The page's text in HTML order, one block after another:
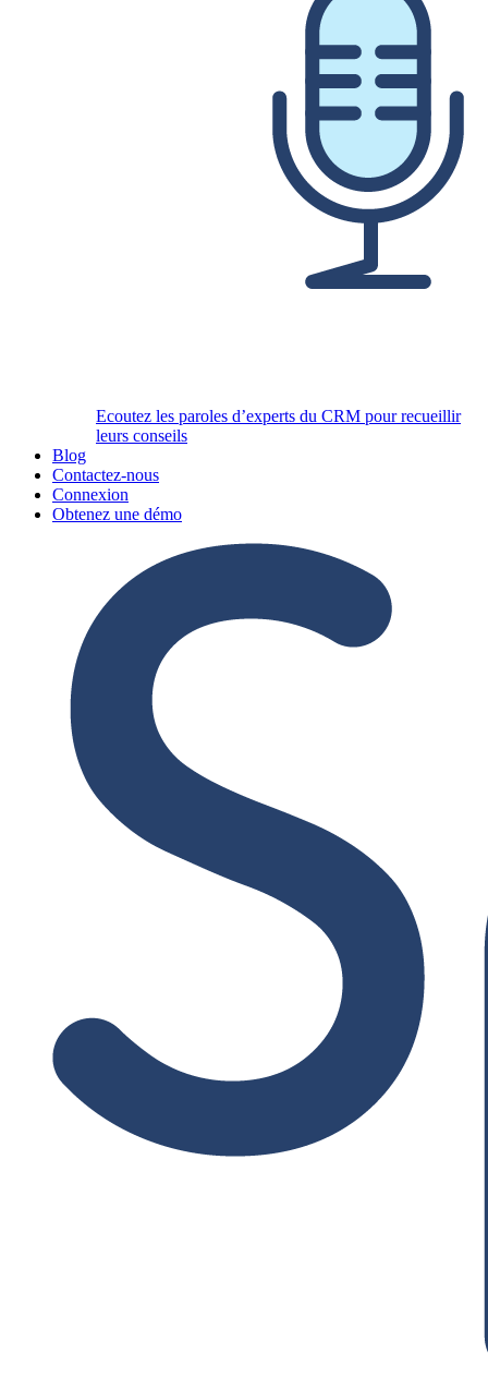
Ecoutez les paroles d’experts du CRM pour recueillir
leurs conseils
Blog
Contactez-nous
Connexion
Obtenez une démo